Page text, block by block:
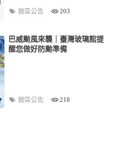
館區公告 203
巴威颱風來襲｜臺灣玻璃館提
醒您做好防颱準備
館區公告 218